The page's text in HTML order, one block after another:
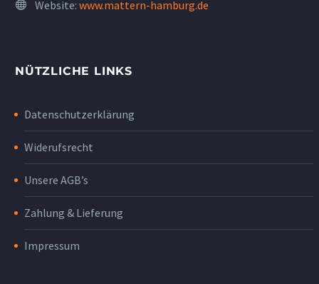
Website: www.mattern-hamburg.de
NÜTZLICHE LINKS
Datenschutzerklärung
Widerufsrecht
Unsere AGB’s
Zahlung & Lieferung
Impressum